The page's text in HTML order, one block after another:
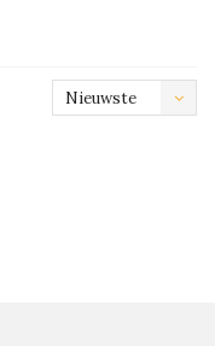
Nieuwste